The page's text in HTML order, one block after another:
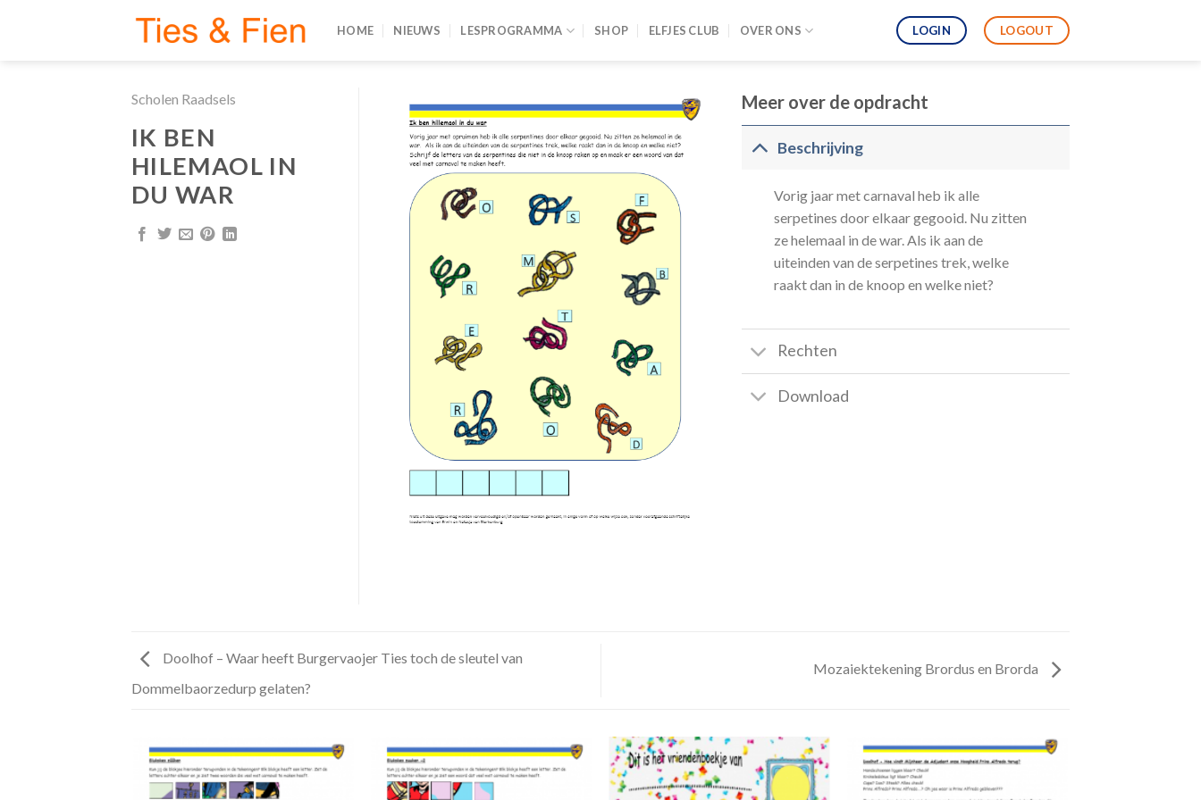
HOME NIEUWS LESPROGRAMMA SHOP ELFJES CLUB OVER ONS LOGIN LOGOUT
Scholen Raadsels
IK BEN
HILEMAOL IN
DU WAR
Meer over de opdracht
Beschrijving
Vorig jaar met carnaval heb ik alle
serpetines door elkaar gegooid. Nu zitten
ze helemaal in de war. Als ik aan de
uiteinden van de serpetines trek, welke
raakt dan in de knoop en welke niet?
Rechten
Download
Doolhof – Waar heeft Burgervaojer Ties toch de sleutel van
Dommelbaorzedurp gelaten?
Mozaiektekening Brordus en Brorda